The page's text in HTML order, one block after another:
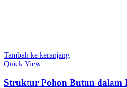
Tambah ke keranjang
Quick View
Struktur Pohon Butun dalam